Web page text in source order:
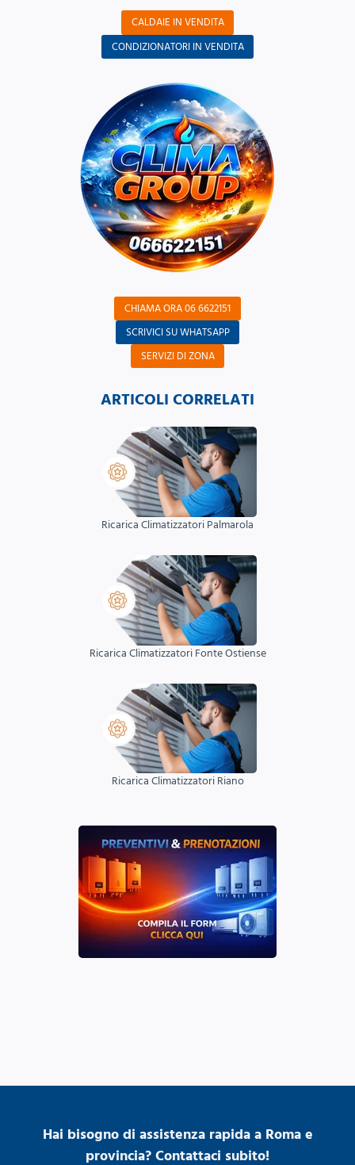
CALDAIE IN VENDITA
CONDIZIONATORI IN VENDITA
CHIAMA ORA 06 6622151
SCRIVICI SU WHATSAPP
SERVIZI DI ZONA
ARTICOLI CORRELATI
Ricarica Climatizzatori Palmarola
Ricarica Climatizzatori Fonte Ostiense
Ricarica Climatizzatori Riano
Hai bisogno di assistenza rapida a Roma e
provincia? Contattaci subito!